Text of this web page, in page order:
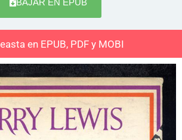
BAJAR EN EPUB
en EPUB, PDF y MOBI